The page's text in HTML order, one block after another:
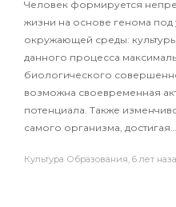
Человек формируется
жизни на основе генома
окружающей среды:
данного процесса
биологического
возможна своевременная
потенциала. Также
самого организма, достигая…
Культура Образования 6 лет